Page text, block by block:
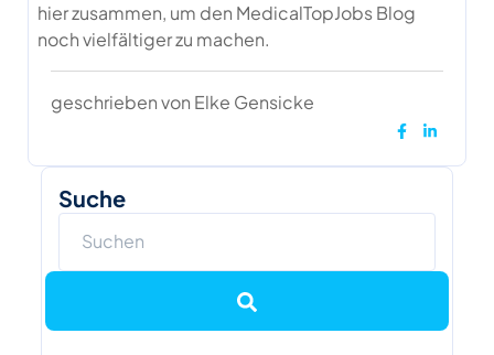
hier zusammen, um den MedicalTopJobs Blog
noch vielfältiger zu machen.
geschrieben von Elke Gensicke
Suche